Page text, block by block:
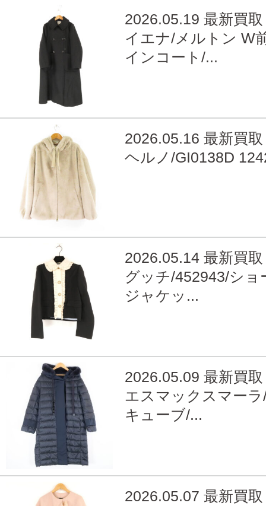
2026.05.19 最新買取
イエナ/メルトン W
インコート/...
2026.05.16 最新買取
ヘルノ/GI0138D
2026.05.14 最新買取
グッチ/452943/ショ
ジャケッ...
2026.05.09 最新買取
エスマックスマー
キューブ/...
2026.05.07 最新買取